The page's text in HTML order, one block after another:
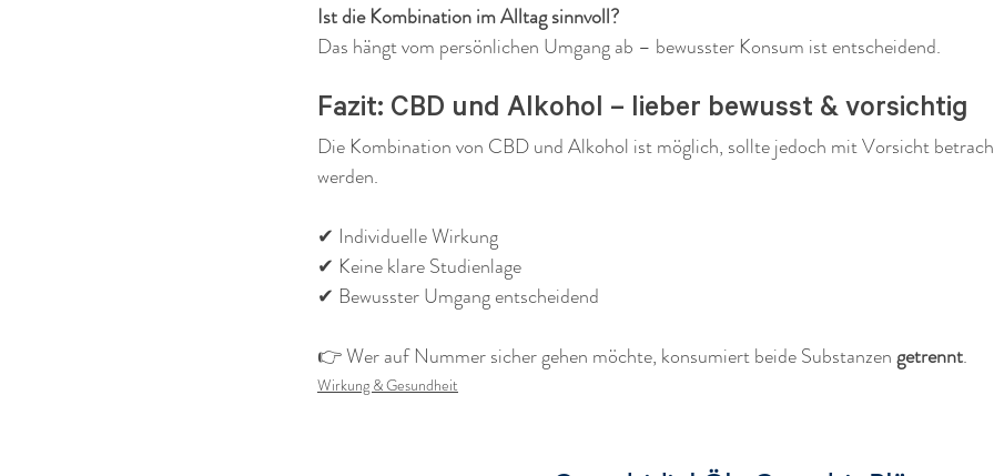
Ist die Kombination im Alltag sinnvoll?
Das hängt vom persönlichen Umgang ab – bewusster Konsum ist entscheidend.
Fazit: CBD und Alkohol – lieber bewusst & vorsichtig
Die Kombination von CBD und Alkohol ist möglich, sollte jedoch mit Vorsicht
werden.
✔ Individuelle Wirkung
✔ Keine klare Studienlage
✔ Bewusster Umgang entscheidend
👉 Wer auf Nummer sicher gehen möchte, konsumiert beide Substanzen getrennt.
Wirkung & Gesundheit